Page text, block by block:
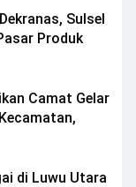
Sulsel
Produk
Camat Gelar
di Luwu Utara